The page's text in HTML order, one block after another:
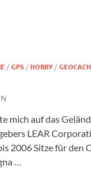
/GPS /HOBBY /
mich auf das
LEAR
2006 Sitze für den
…